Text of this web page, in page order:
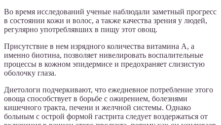
Во время исследований ученые наблюдали заметный прогресс
в состоянии кожи и волос, а также качества зрения у людей,
регулярно употреблявших в пищу этот овощ.
Присутствие в нем изрядного количества витамина A, а
именно биотина, позволяет нивелировать воспалительные
процессы в кожном эпидермисе и предохраняет слизистую
оболочку глаза.
Диетологи подчеркивают, что ежедневное потребление этого
овоща способствует в борьбе с ожирением, болезнями
кишечного тракта, печени и желчной системы. Однако
больным с острой формой гастрита следует воздержаться от